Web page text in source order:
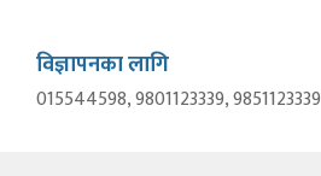
विज्ञापनका लागि
015544598, 9801123339, 9851123339